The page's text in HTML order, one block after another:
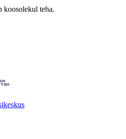
koosolekul teha.